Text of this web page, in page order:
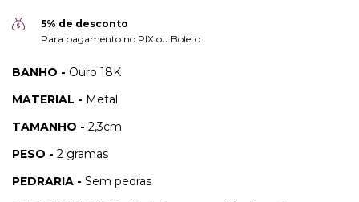
5% de desconto
Para pagamento no PIX ou Boleto
BANHO - Ouro 18K
MATERIAL - Metal
TAMANHO - 2,3cm
PESO - 2 gramas
PEDRARIA - Sem pedras